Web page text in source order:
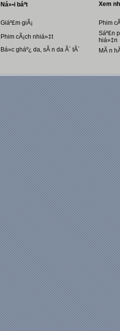
Ná»•i báº­t
Giáº£m giÃ¡
Phim cÃ¡ch nhiá»‡t
Bá»c gháº¿ da, sÃ n da Ã´ tÃ´
Xem
Phim
Sáº£n
hiá»‡n
MÃ n